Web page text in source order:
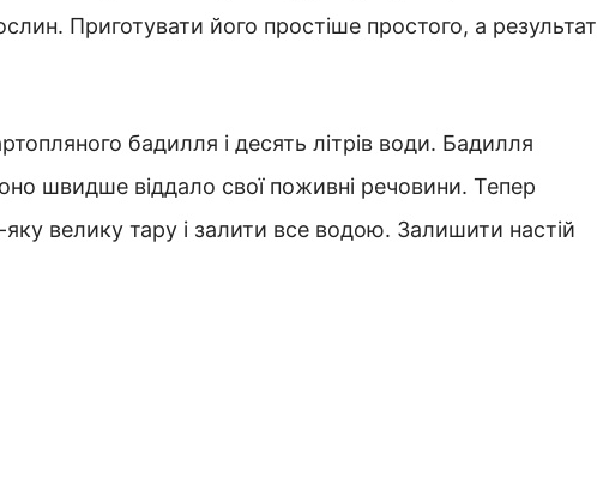
Приготувати його простіше простого, а результат
бадилля і десять літрів води. Бадилля
швидше віддало свої поживні речовини. Тепер
велику тару і залити все водою. Залишити настій